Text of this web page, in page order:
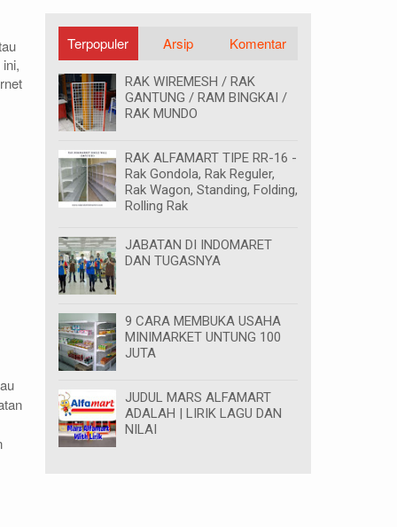
Terpopuler Arsip Komentar
RAK WIREMESH / RAK
GANTUNG / RAM BINGKAI /
RAK MUNDO
RAK ALFAMART TIPE RR-16 -
Rak Gondola, Rak Reguler,
Rak Wagon, Standing, Folding,
Rolling Rak
JABATAN DI INDOMARET
DAN TUGASNYA
9 CARA MEMBUKA USAHA
MINIMARKET UNTUNG 100
JUTA
JUDUL MARS ALFAMART
ADALAH | LIRIK LAGU DAN
NILAI